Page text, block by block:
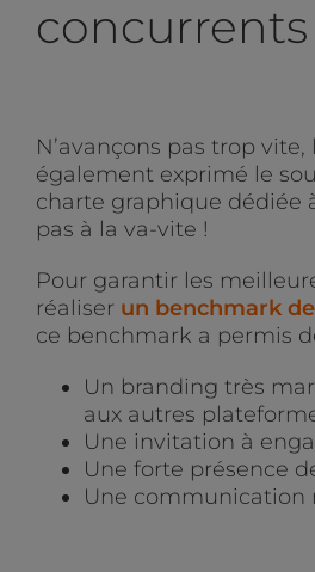
N’avançons pas trop
également exprimé le
charte graphique dédiée
pas à la va-vite !
Pour garantir les
réaliser un benchmark
ce benchmark a permis
Un branding très
aux autres
Une invitation à
Une forte présence
Une communication